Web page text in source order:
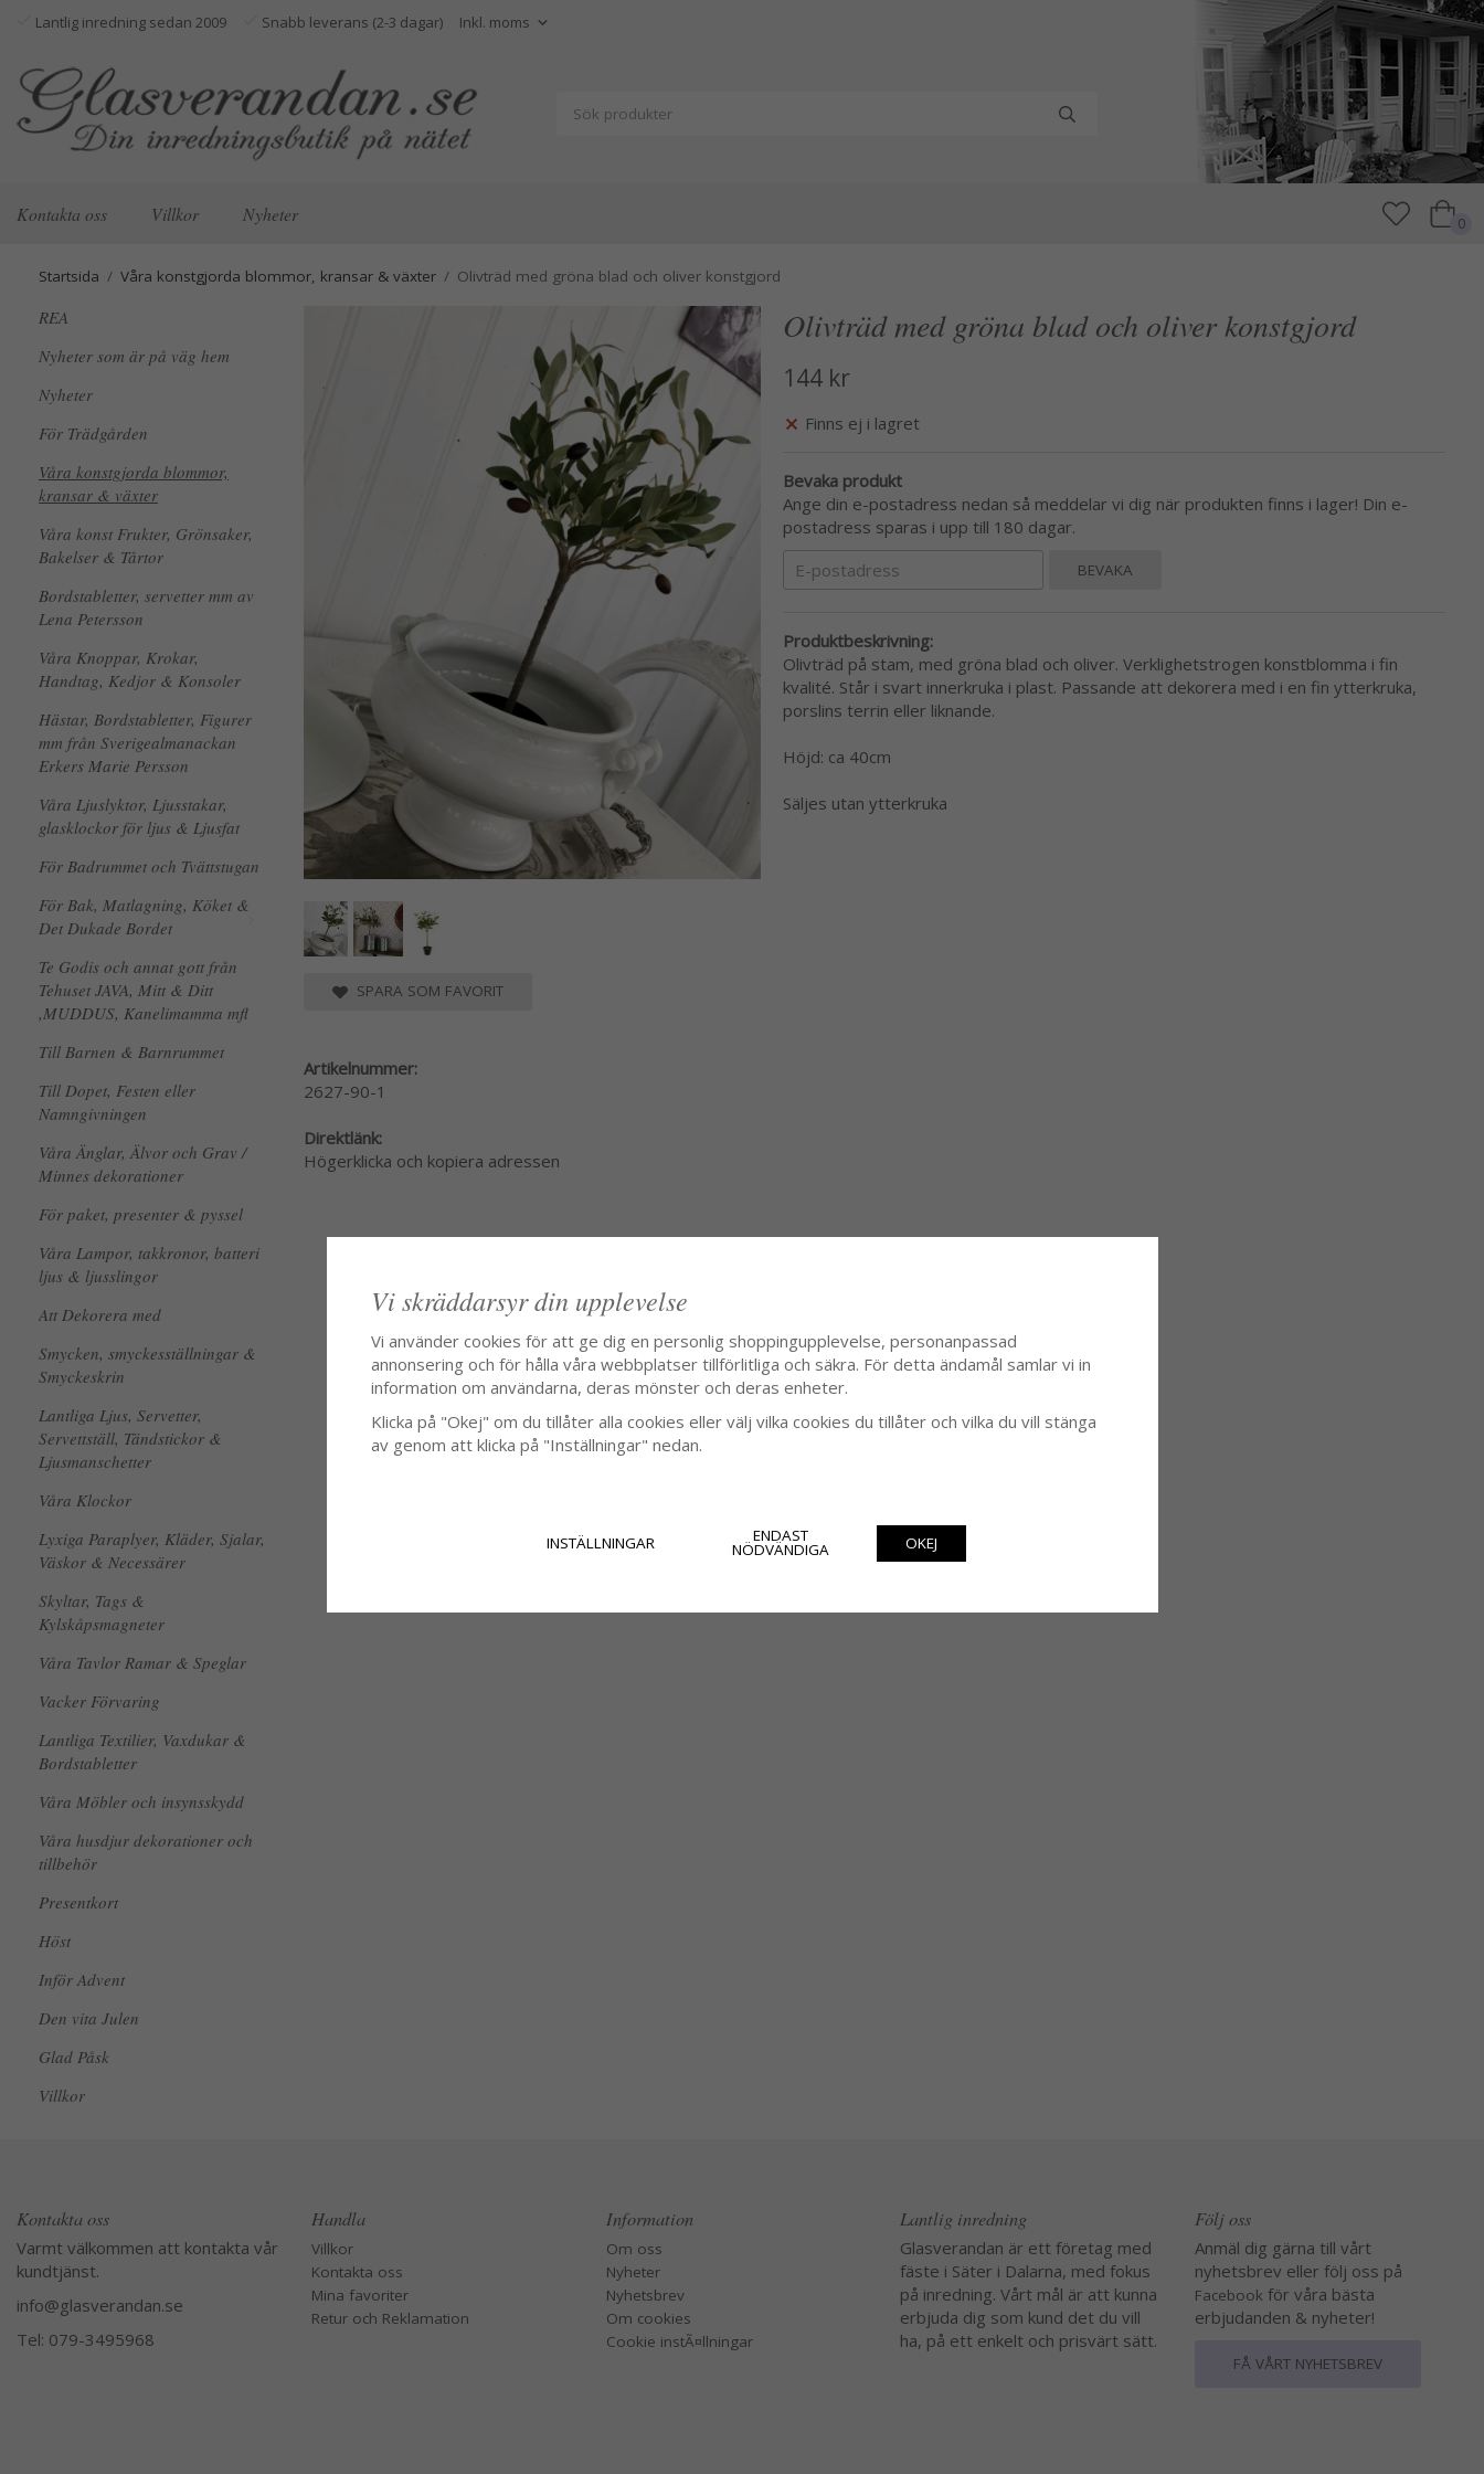
Lantlig inredning sedan 2009 Snabb leverans (2-3 dagar)
Kontakta oss Villkor Nyheter 0
Startsida / Våra konstgjorda blommor, kransar & växter / Olivträd med gröna blad och oliver konstgjord
REA
Nyheter som är på väg hem
Nyheter
För Trädgården
Våra konstgjorda blommor,
kransar & växter
Våra konst Frukter, Grönsaker,
Bakelser & Tårtor
Bordstabletter, servetter mm av
Lena Petersson
Våra Knoppar, Krokar,
Handtag, Kedjor & Konsoler
Hästar, Bordstabletter, Figurer
mm från Sverigealmanackan
Erkers Marie Persson
Våra Ljuslyktor, Ljusstakar,
glasklockor för ljus & Ljusfat
För Badrummet och Tvättstugan
För Bak, Matlagning, Köket &
Det Dukade Bordet
Te Godis och annat gott från
Tehuset JAVA, Mitt & Ditt
,MUDDUS, Kanelimamma mfl
Till Barnen & Barnrummet
Till Dopet, Festen eller
Namngivningen
Våra Änglar, Älvor och Grav /
Minnes dekorationer
För paket, presenter & pyssel
Våra Lampor, takkronor, batteri
ljus & ljusslingor
Att Dekorera med
Smycken, smyckesställningar &
Smyckeskrin
Lantliga Ljus, Servetter,
Servettställ, Tändstickor &
Ljusmanschetter
Våra Klockor
Lyxiga Paraplyer, Kläder, Sjalar,
Väskor & Necessärer
Skyltar, Tags &
Kylskåpsmagneter
Våra Tavlor Ramar & Speglar
Vacker Förvaring
Lantliga Textilier, Vaxdukar &
Bordstabletter
Våra Möbler och insynsskydd
Våra husdjur dekorationer och
tillbehör
Presentkort
Höst
Inför Advent
Den vita Julen
Glad Påsk
Villkor
Olivträd med gröna blad och oliver konstgjord
144 kr
Finns ej i lagret
Bevaka produkt
Ange din e-postadress nedan så meddelar vi dig när produkten finns i lager! Din e-
postadress sparas i upp till 180 dagar.
BEVAKA
Produktbeskrivning:
Olivträd på stam, med gröna blad och oliver. Verklighetstrogen konstblomma i fin
kvalité. Står i svart innerkruka i plast. Passande att dekorera med i en fin ytterkruka,
porslins terrin eller liknande.
Höjd: ca 40cm
Säljes utan ytterkruka
SPARA SOM FAVORIT
Artikelnummer:
2627-90-1
Direktlänk:
Högerklicka och kopiera adressen
Kontakta oss
Varmt välkommen att kontakta vår
kundtjänst.
info@glasverandan.se
Tel: 079-3495968
Handla
Villkor
Kontakta oss
Mina favoriter
Retur och Reklamation
Information
Om oss
Nyheter
Nyhetsbrev
Om cookies
Cookie instÃ¤llningar
Lantlig inredning
Glasverandan är ett företag med
fäste i Säter i Dalarna, med fokus
på inredning. Vårt mål är att kunna
erbjuda dig som kund det du vill
ha, på ett enkelt och prisvärt sätt.
Följ oss
Anmäl dig gärna till vårt
nyhetsbrev eller följ oss på
Facebook för våra bästa
erbjudanden & nyheter!
FÅ VÅRT NYHETSBREV
Vi skräddarsyr din upplevelse
Vi använder cookies för att ge dig en personlig shoppingupplevelse, personanpassad
annonsering och för hålla våra webbplatser tillförlitliga och säkra. För detta ändamål samlar vi in
information om användarna, deras mönster och deras enheter.
Klicka på "Okej" om du tillåter alla cookies eller välj vilka cookies du tillåter och vilka du vill stänga
av genom att klicka på "Inställningar" nedan.
INSTÄLLNINGAR ENDAST
NÖDVÄNDIGA OKEJ